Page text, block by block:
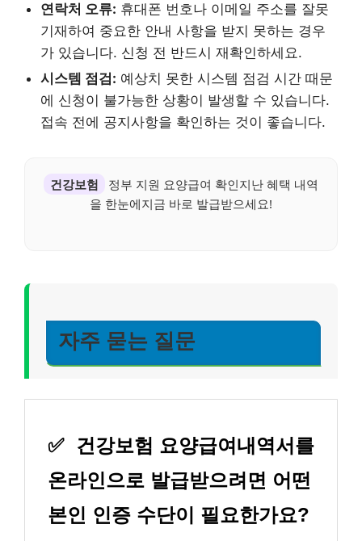
연락처 오류: 휴대폰 번호나 이메일 주소를 잘못
기재하여 중요한 안내 사항을 받지 못하는 경우
가 있습니다. 신청 전 반드시 재확인하세요.
시스템 점검: 예상치 못한 시스템 점검 시간 때문
에 신청이 불가능한 상황이 발생할 수 있습니다.
접속 전에 공지사항을 확인하는 것이 좋습니다.
건강보험
정부 지원 요양급여 확인지난 혜택 내역
을 한눈에지금 바로 발급받으세요!
자주 묻는 질문
✅
건강보험 요양급여내역서를
온라인으로 발급받으려면 어떤
본인 인증 수단이 필요한가요?